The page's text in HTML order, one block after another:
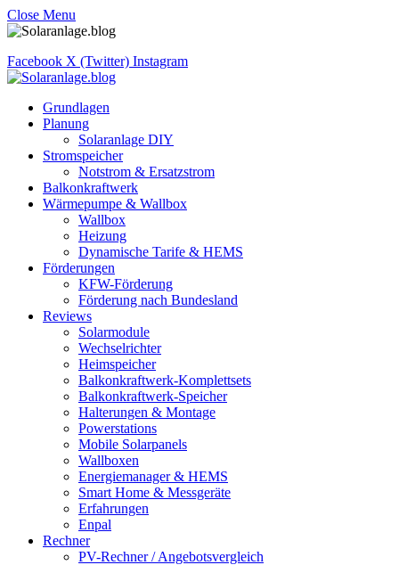
Close Menu
Facebook X (Twitter) Instagram
Grundlagen
Planung
Solaranlage DIY
Stromspeicher
Notstrom & Ersatzstrom
Balkonkraftwerk
Wärmepumpe & Wallbox
Wallbox
Heizung
Dynamische Tarife & HEMS
Förderungen
KFW-Förderung
Förderung nach Bundesland
Reviews
Solarmodule
Wechselrichter
Heimspeicher
Balkonkraftwerk-Komplettsets
Balkonkraftwerk-Speicher
Halterungen & Montage
Powerstations
Mobile Solarpanels
Wallboxen
Energiemanager & HEMS
Smart Home & Messgeräte
Erfahrungen
Enpal
Rechner
PV-Rechner / Angebotsvergleich